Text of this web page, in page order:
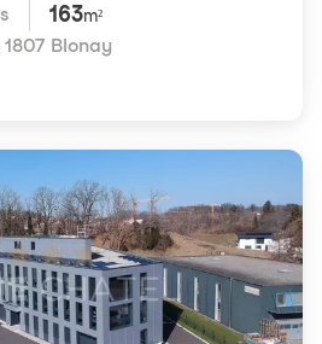
163m²
1807 Blonay